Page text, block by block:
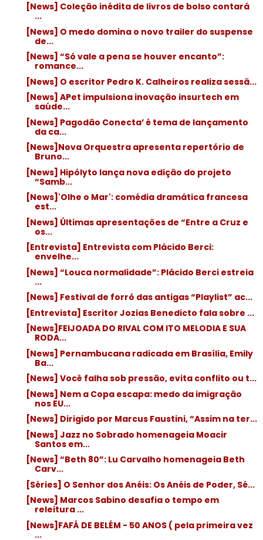
[News] Coleção inédita de livros de bolso contará
...
[News] O medo domina o novo trailer do suspense
de...
[News] “Só vale a pena se houver encanto”:
romance...
[News] O escritor Pedro K. Calheiros realiza sessã...
[News] APet impulsiona inovação insurtech em
saúde...
[News] Pagodão Conecta’ é tema de lançamento
da ca...
[News]Nova Orquestra apresenta repertório de
Bruno...
[News] Hipólyto lança nova edição do projeto
“Samb...
[News]'Olhe o Mar': comédia dramática francesa
est...
[News] Últimas apresentações de “Entre a Cruz e
os...
[Entrevista] Entrevista com Plácido Berci:
envelhe...
[News] “Louca normalidade”: Plácido Berci estreia
...
[News] Festival de forró das antigas “Playlist” ac...
[Entrevista] Escritor Jozias Benedicto fala sobre ...
[News]FEIJOADA DO RIVAL COM ITO MELODIA E SUA
RODA...
[News] Pernambucana radicada em Brasília, Emily
Ba...
[News] Você falha sob pressão, evita conflito ou t...
[News] Nem a Copa escapa: medo da imigração
nos EU...
[News] Dirigido por Marcus Faustini, “Assim na ter...
[News] Jazz no Sobrado homenageia Moacir
Santos em...
[News] “Beth 80”: Lu Carvalho homenageia Beth
Carv...
[Séries] O Senhor dos Anéis: Os Anéis de Poder, Sé...
[News] Marcos Sabino desafia o tempo em
releitura ...
[News]FAFÁ DE BELÉM - 50 ANOS ( pela primeira vez
...